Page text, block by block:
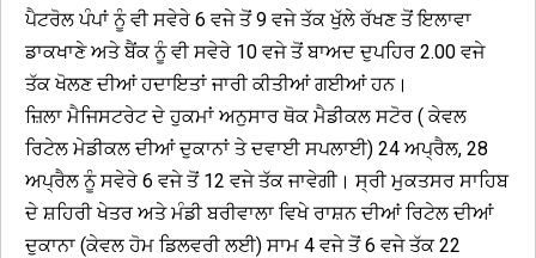
ਪੈਟਰੋਲ ਪੰਪਾਂ ਨੂੰ ਵੀ ਸਵੇਰੇ 6 ਵਜੇ ਤੋਂ 9 ਵਜੇ ਤੱਕ ਖੁੱਲੇ ਰੱਖਣ ਤੋਂ ਇਲਾਵਾ
ਡਾਕਖਾਣੇ ਅਤੇ ਬੈਂਕ ਨੂੰ ਵੀ ਸਵੇਰੇ 10 ਵਜੇ ਤੋਂ ਬਾਅਦ ਦੁਪਹਿਰ 2.00 ਵਜੇ
ਤੱਕ ਖੋਲਣ ਦੀਆਂ ਹਦਾਇਤਾਂ ਜਾਰੀ ਕੀਤੀਆਂ ਗਈਆਂ ਹਨ।
ਜ਼ਿਲਾ ਮੈਜਿਸਟਰੇਟ ਦੇ ਹੁਕਮਾਂ ਅਨੁਸਾਰ ਥੋਕ ਮੈਡੀਕਲ ਸਟੋਰ ( ਕੇਵਲ
ਰਿਟੇਲ ਮੇਡੀਕਲ ਦੀਆਂ ਦੁਕਾਨਾਂ ਤੇ ਦਵਾਈ ਸਪਲਾਈ) 24 ਅਪ੍ਰੈਲ, 28
ਅਪ੍ਰੈਲ ਨੂੰ ਸਵੇਰੇ 6 ਵਜੇ ਤੋਂ 12 ਵਜੇ ਤੱਕ ਜਾਵੇਗੀ। ਸ੍ਰੀ ਮੁਕਤਸਰ ਸਾਹਿਬ
ਦੇ ਸ਼ਹਿਰੀ ਖੇਤਰ ਅਤੇ ਮੰਡੀ ਬਰੀਵਾਲਾ ਵਿਖੇ ਰਾਸ਼ਨ ਦੀਆਂ ਰਿਟੇਲ ਦੀਆਂ
ਦੁਕਾਨਾ (ਕੇਵਲ ਹੋਮ ਡਿਲਵਰੀ ਲਈ) ਸਾਮ 4 ਵਜੇ ਤੋਂ 6 ਵਜੇ ਤੱਕ 22